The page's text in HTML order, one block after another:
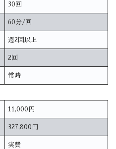
30回
60分/回
週2回以上
2回
常時
11,000円
327,800円
実費